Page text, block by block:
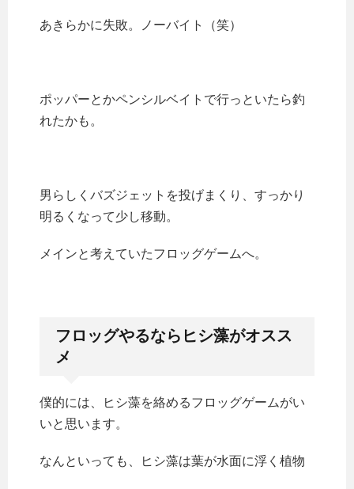
あきらかに失敗。ノーバイト（笑）
ポッパーとかペンシルベイトで行っといたら釣
れたかも。
男らしくバズジェットを投げまくり、すっかり
明るくなって少し移動。
メインと考えていたフロッグゲームへ。
フロッグやるならヒシ藻がオスス
メ
僕的には、ヒシ藻を絡めるフロッグゲームがい
いと思います。
なんといっても、ヒシ藻は葉が水面に浮く植物